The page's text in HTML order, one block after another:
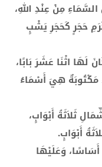
مِنْ عِنْدِ اللهِ،
حَجَرٍ كَحَجَرِ يَشْبٍ
اثْنَا عَشَرَ بَابًا،
مَكْتُوبَةٌ هِيَ أَسْمَاءُ
ثَلاَثَةُ أَبْوَابٍ،
أَبْوَابٍ.
وَعَلَيْهَا